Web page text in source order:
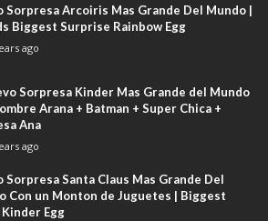
Sorpresa Arcoiris Mas Grande Del Mundo |
Biggest Surprise Rainbow Egg
ago
Sorpresa Kinder Mas Grande del Mundo
Arana + Batman + Super Chica +
Ana
ago
Sorpresa Santa Claus Mas Grande Del
Con un Monton de Juguetes | Biggest
Egg